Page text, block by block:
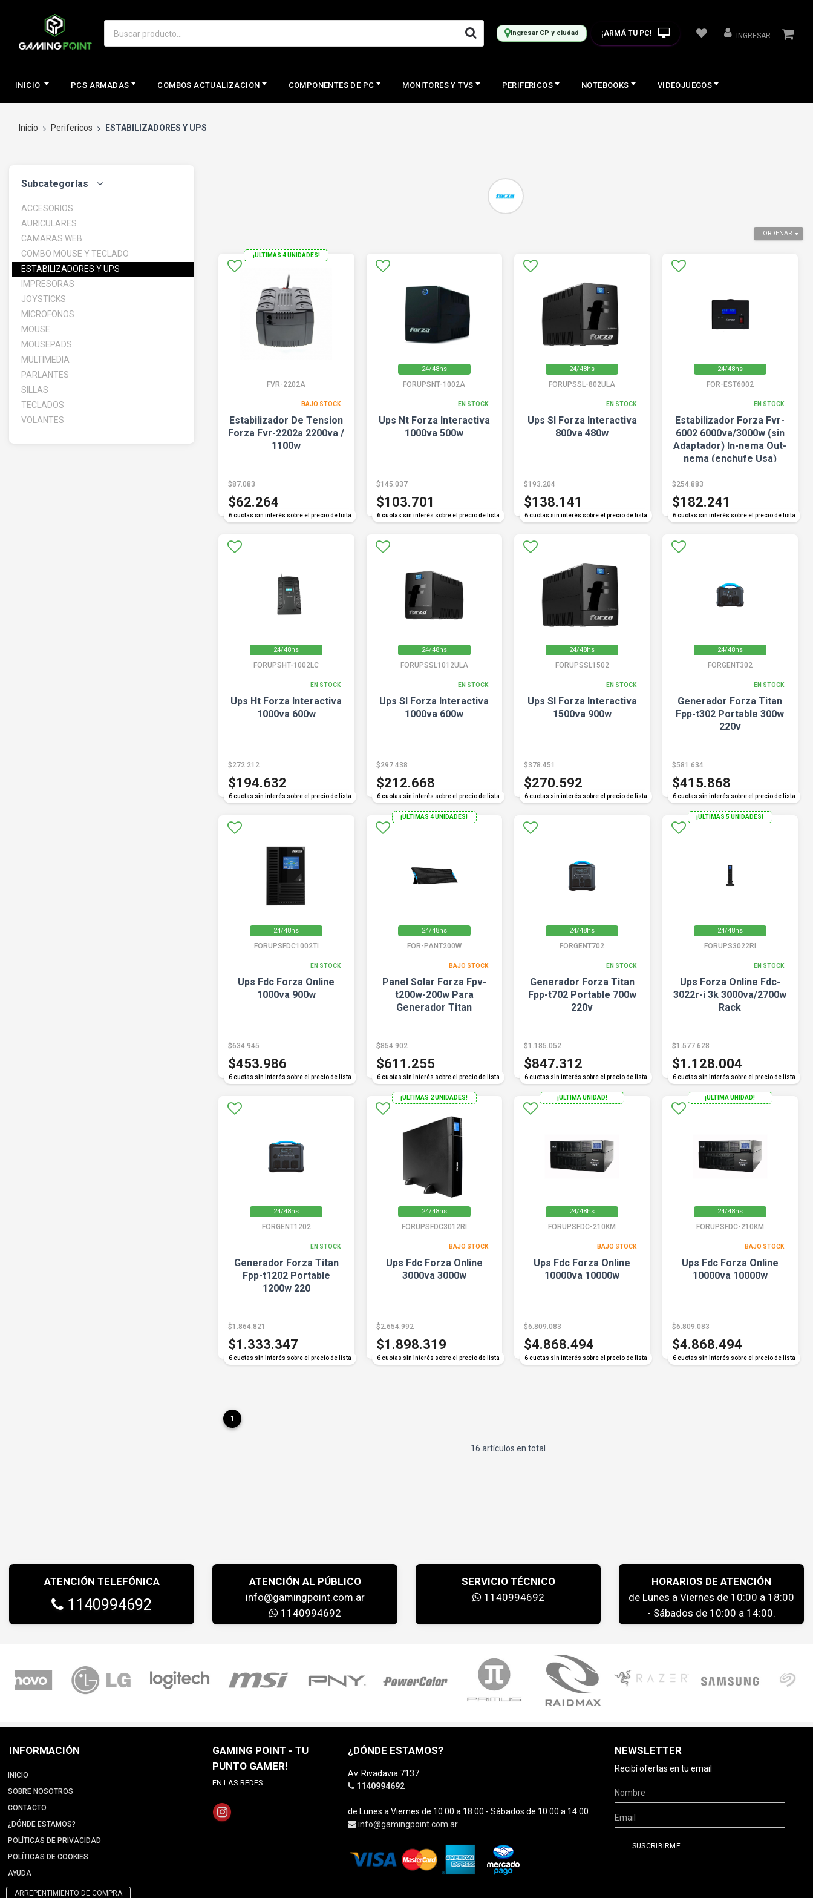
Ingresar CP y ciudad ¡ARMÁ TU PC! INGRESAR
INICIO PCS ARMADAS COMBOS ACTUALIZACION COMPONENTES DE PC MONITORES Y TVS PERIFERICOS NOTEBOOKS VIDEOJUEGOS
Inicio Perifericos ESTABILIZADORES Y UPS
Subcategorías
ACCESORIOS
AURICULARES
CAMARAS WEB
COMBO MOUSE Y TECLADO
ESTABILIZADORES Y UPS
IMPRESORAS
JOYSTICKS
MICROFONOS
MOUSE
MOUSEPADS
MULTIMEDIA
PARLANTES
SILLAS
TECLADOS
VOLANTES
ORDENAR
¡ULTIMAS 4 UNIDADES!
FVR-2202A
BAJO STOCK
Estabilizador De Tension
Forza Fvr-2202a 2200va /
1100w
6 cuotas sin interés sobre el precio de lista
$87.083
$62.264
24/48hs
FORUPSNT-1002A
EN STOCK
Ups Nt Forza Interactiva
1000va 500w
6 cuotas sin interés sobre el precio de lista
$145.037
$103.701
24/48hs
FORUPSSL-802ULA
EN STOCK
Ups Sl Forza Interactiva
800va 480w
6 cuotas sin interés sobre el precio de lista
$193.204
$138.141
24/48hs
FOR-EST6002
EN STOCK
Estabilizador Forza Fvr-
6002 6000va/3000w (sin
Adaptador) In-nema Out-
nema (enchufe Usa)
6 cuotas sin interés sobre el precio de lista
$254.883
$182.241
24/48hs
FORUPSHT-1002LC
EN STOCK
Ups Ht Forza Interactiva
1000va 600w
6 cuotas sin interés sobre el precio de lista
$272.212
$194.632
24/48hs
FORUPSSL1012ULA
EN STOCK
Ups Sl Forza Interactiva
1000va 600w
6 cuotas sin interés sobre el precio de lista
$297.438
$212.668
24/48hs
FORUPSSL1502
EN STOCK
Ups Sl Forza Interactiva
1500va 900w
6 cuotas sin interés sobre el precio de lista
$378.451
$270.592
24/48hs
FORGENT302
EN STOCK
Generador Forza Titan
Fpp-t302 Portable 300w
220v
6 cuotas sin interés sobre el precio de lista
$581.634
$415.868
24/48hs
FORUPSFDC1002TI
EN STOCK
Ups Fdc Forza Online
1000va 900w
6 cuotas sin interés sobre el precio de lista
$634.945
$453.986
24/48hs
¡ULTIMAS 4 UNIDADES!
FOR-PANT200W
BAJO STOCK
Panel Solar Forza Fpv-
t200w-200w Para
Generador Titan
6 cuotas sin interés sobre el precio de lista
$854.902
$611.255
24/48hs
FORGENT702
EN STOCK
Generador Forza Titan
Fpp-t702 Portable 700w
220v
6 cuotas sin interés sobre el precio de lista
$1.185.052
$847.312
24/48hs
¡ULTIMAS 5 UNIDADES!
FORUPS3022RI
EN STOCK
Ups Forza Online Fdc-
3022r-i 3k 3000va/2700w
Rack
6 cuotas sin interés sobre el precio de lista
$1.577.628
$1.128.004
24/48hs
FORGENT1202
EN STOCK
Generador Forza Titan
Fpp-t1202 Portable
1200w 220
6 cuotas sin interés sobre el precio de lista
$1.864.821
$1.333.347
24/48hs
¡ULTIMAS 2 UNIDADES!
FORUPSFDC3012RI
BAJO STOCK
Ups Fdc Forza Online
3000va 3000w
6 cuotas sin interés sobre el precio de lista
$2.654.992
$1.898.319
24/48hs
¡ULTIMA UNIDAD!
FORUPSFDC-210KM
BAJO STOCK
Ups Fdc Forza Online
10000va 10000w
6 cuotas sin interés sobre el precio de lista
$6.809.083
$4.868.494
24/48hs
¡ULTIMA UNIDAD!
FORUPSFDC-210KM
BAJO STOCK
Ups Fdc Forza Online
10000va 10000w
6 cuotas sin interés sobre el precio de lista
$6.809.083
$4.868.494
1
16 artículos en total
ATENCIÓN TELEFÓNICA
1140994692
ATENCIÓN AL PÚBLICO
info@gamingpoint.com.ar
1140994692
SERVICIO TÉCNICO
1140994692
HORARIOS DE ATENCIÓN
de Lunes a Viernes de 10:00 a 18:00
- Sábados de 10:00 a 14:00.
INFORMACIÓN
INICIO
SOBRE NOSOTROS
CONTACTO
¿DÓNDE ESTAMOS?
POLÍTICAS DE PRIVACIDAD
POLÍTICAS DE COOKIES
AYUDA
ARREPENTIMIENTO DE COMPRA
GAMING POINT - TU
PUNTO GAMER!
EN LAS REDES
¿DÓNDE ESTAMOS?
Av. Rivadavia 7137
1140994692
de Lunes a Viernes de 10:00 a 18:00 - Sábados de 10:00 a 14:00.
info@gamingpoint.com.ar
NEWSLETTER
Recibí ofertas en tu email